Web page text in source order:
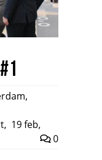
,
, 19 feb,
0